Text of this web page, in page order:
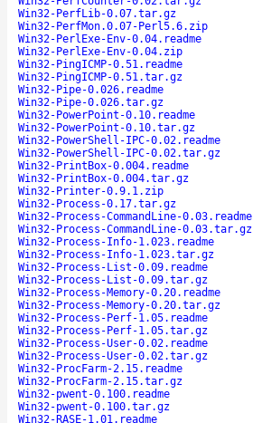
Win32-PerfLib-0.07.tar.gz
Win32-PerfMon.0.07-Perl5.6.zip
Win32-PerlExe-Env-0.04.readme
Win32-PerlExe-Env-0.04.zip
Win32-PingICMP-0.51.readme
Win32-PingICMP-0.51.tar.gz
Win32-Pipe-0.026.readme
Win32-Pipe-0.026.tar.gz
Win32-PowerPoint-0.10.readme
Win32-PowerPoint-0.10.tar.gz
Win32-PowerShell-IPC-0.02.readme
Win32-PowerShell-IPC-0.02.tar.gz
Win32-PrintBox-0.004.readme
Win32-PrintBox-0.004.tar.gz
Win32-Printer-0.9.1.zip
Win32-Process-0.17.tar.gz
Win32-Process-CommandLine-0.03.readme
Win32-Process-CommandLine-0.03.tar.gz
Win32-Process-Info-1.023.readme
Win32-Process-Info-1.023.tar.gz
Win32-Process-List-0.09.readme
Win32-Process-List-0.09.tar.gz
Win32-Process-Memory-0.20.readme
Win32-Process-Memory-0.20.tar.gz
Win32-Process-Perf-1.05.readme
Win32-Process-Perf-1.05.tar.gz
Win32-Process-User-0.02.readme
Win32-Process-User-0.02.tar.gz
Win32-ProcFarm-2.15.readme
Win32-ProcFarm-2.15.tar.gz
Win32-pwent-0.100.readme
Win32-pwent-0.100.tar.gz
Win32-RASE-1.01.readme